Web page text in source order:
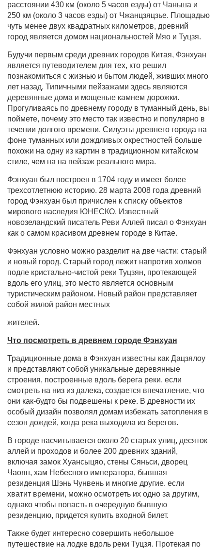
расстоянии 430 км (около 5 часов езды) от Чаньша и
250 км (около 3 часов езды) от Чжанцзяцзье. Площадью
чуть менее двух квадратных километров, древний
город является домом национальностей Мяо и Туцзя.
Будучи первым среди древних городов Китая, Фэнхуан
является путеводителем для тех, кто решил
познакомиться с жизнью и бытом людей, живших много
лет назад. Типичными пейзажами здесь являются
деревянные дома и мощеные камнем дорожки.
Прогуливаясь по древнему городу в туманный день, вы
поймете, почему это место так известно и популярно в
течении долгого времени. Силуэты древнего города на
фоне туманных или дождливых окрестностей больше
похожи на одну из картин в традиционном китайском
стиле, чем на на пейзаж реального мира.
Фэнхуан был построен в 1704 году и имеет более
трехсотлетнюю историю. 28 марта 2008 года древний
город Фэнхуан был причислен к списку объектов
мирового наследия ЮНЕСКО. Известный
новозеландский писатель Реви Аллей писал о Фэнхуан
как о самом красивом древнем городе в Китае.
Фэнхуан условно можно разделит на две части: старый
и новый город. Старый город лежит напротив холмов
подле кристально-чистой реки Туцзян, протекающей
вдоль его улиц, это место является основным
туристическим районом. Новый район представляет
собой жилой район местных
жителей.
Что посмотреть в древнем городе Фэнхуан
Традиционные дома в Фэнхуан известны как Дацзялоу
и представляют собой уникальные деревянные
строения, построенные вдоль берега реки. если
смотреть на низ из далека, создается впечатление, что
они как-будто бы подвешены к реке. В древности их
особый дизайн позволял домам избежать затопления в
сезон дождей, когда река выходила из берегов.
В городе насчитывается около 20 старых улиц, десяток
аллей и проходов и более 200 древних зданий,
включая замок Хуансыцяо, стены Сяньси, дворец
Чаоян, хам Небесного императора, бывшая
резиденция Шэнь Чунвень и многие другие. если
хватит времени, можно осмотреть их одно за другим,
однако чтобы попасть в очередную бывшую
резиденцию, придется купить входной билет.
Также будет интересно совершить небольшое
путешествие на лодке вдоль реки Туцзя. Протекая по